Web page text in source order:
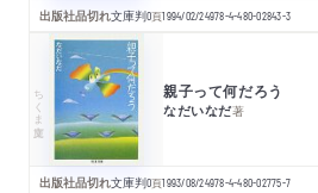
出版社品切れ文庫判0頁1994/02/24978-4-480-02843-3
ちくま文庫 親子って何だろう
なだいなだ著
出版社品切れ文庫判0頁1993/08/24978-4-480-02775-7